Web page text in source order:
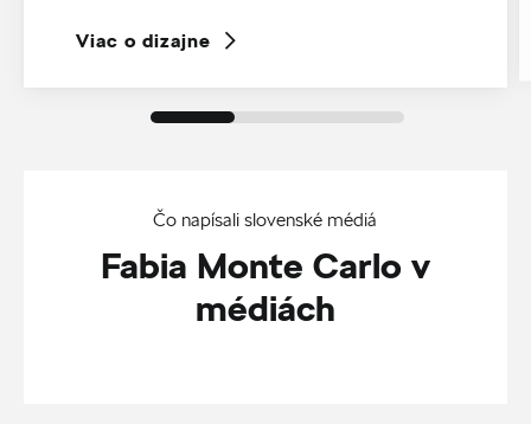
Viac o dizajne
Čo napísali slovenské médiá
Fabia Monte Carlo v
médiách